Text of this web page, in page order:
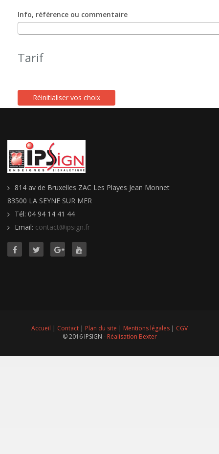
Info, référence ou commentaire
Tarif
814 av de Bruxelles ZAC Les Playes Jean Monnet
83500 LA SEYNE SUR MER
Tél: 04 94 14 41 44
Email: contact@ipsign.fr
Accueil | Contact | Plan du site | Mentions légales | CGV
© 2016 IPSIGN - Réalisation Bexter